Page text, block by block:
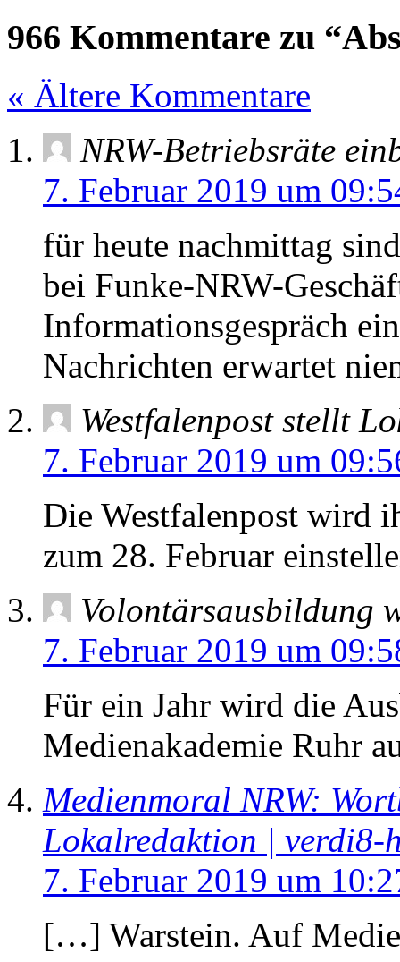
966 Kommentare zu
« Ältere Kommentare
NRW-Betriebsräte
7. Februar 2019 um
für heute nachmittag
bei Funke-NRW-
Informationsgespräch
Nachrichten erwartet
Westfalenpost stellt
7. Februar 2019 um
Die Westfalenpost wird
zum 28. Februar
Volontärsausbildung
7. Februar 2019 um
Für ein Jahr wird die
Medienakademie Ruhr
Medienmoral NRW:
Lokalredaktion | verdi8-
7. Februar 2019 um
[…] Warstein. Auf